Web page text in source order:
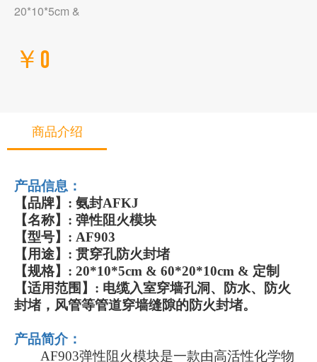
20*10*5cm &
￥0
商品介绍
产品信息：
【品牌】 : 氨封AFKJ
【名称】 : 弹性阻火模块
【型号】 : AF903
【用途】 : 贯穿孔防火封堵
【规格】 : 20*10*5cm & 60*20*10cm & 定制
【适用范围】 : 电缆入室穿墙孔洞、防水、防火
封堵，风管等管道穿墙缝隙的防火封堵。
产品简介：
AF903弹性阻火模块是一款由高活性化学物